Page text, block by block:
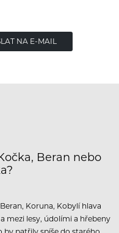
NA E-MAIL
Beran nebo
Koruna, Kobylí hlava
mezi lesy, údolími a hřebeny